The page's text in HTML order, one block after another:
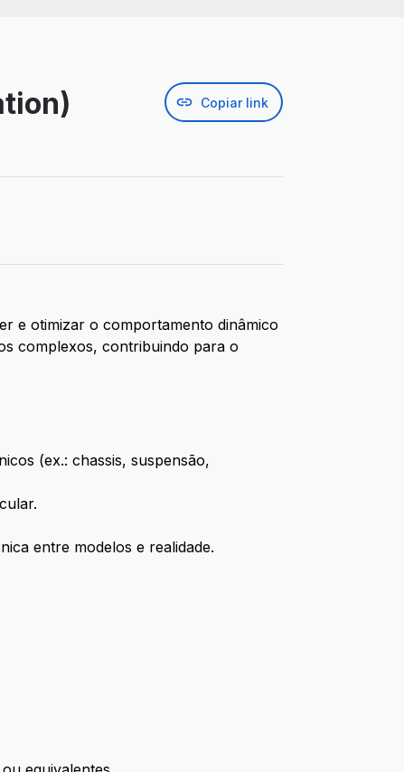
Copiar link
e otimizar o comportamento dinâmico
complexos, contribuindo para o
(ex.: chassis, suspensão,
entre modelos e realidade.